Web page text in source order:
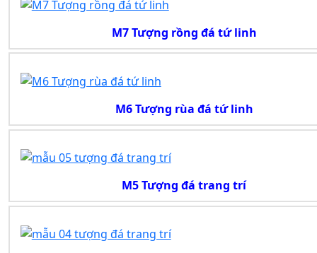
M7 Tượng rồng đá tứ linh
M6 Tượng rùa đá tứ linh
M5 Tượng đá trang trí